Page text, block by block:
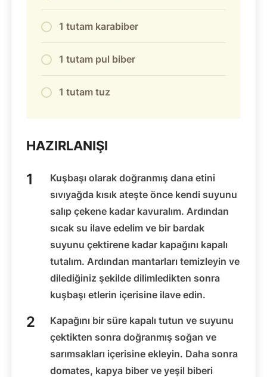
1 tutam karabiber
1 tutam pul biber
1 tutam tuz
HAZIRLANIŞI
Kuşbaşı olarak doğranmış dana etini
sıvıyağda kısık ateşte önce kendi suyunu
salıp çekene kadar kavuralım. Ardından
sıcak su ilave edelim ve bir bardak
suyunu çektirene kadar kapağını kapalı
tutalım. Ardından mantarları temizleyin ve
dilediğiniz şekilde dilimledikten sonra
kuşbaşı etlerin içerisine ilave edin.
Kapağını bir süre kapalı tutun ve suyunu
çektikten sonra doğranmış soğan ve
sarımsakları içerisine ekleyin. Daha sonra
domates, kapya biber ve yeşil biberi